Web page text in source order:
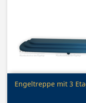

Engeltreppe mit 3